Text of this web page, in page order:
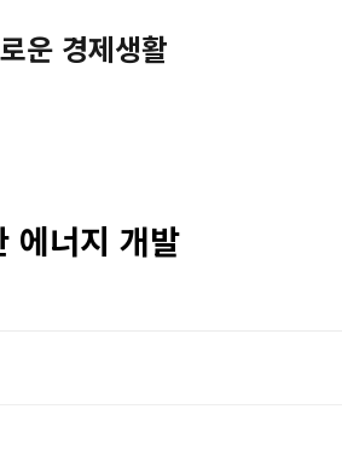
운 경제생활
에너지 개발